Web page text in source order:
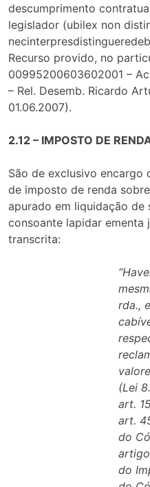
descumprimento
legislador (ubilex non
Recurso provido, no
00995200603602001 –
– Rel. Desemb. Ricardo
01.06.2007).
2.12 – IMPOSTO DE
São de exclusivo encargo
de imposto de renda
apurado em liquidação de
consoante lapidar ementa
transcrita:
rda.,
(Lei
art.
art.
do
do